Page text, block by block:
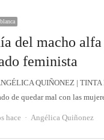
del macho
feminista
QUIÑONEZ |
de quedar mal con las
hace Autor
Angélica Quiñonez